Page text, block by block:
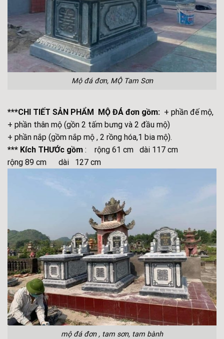
Mộ đá đơn, MỘ Tam Sơn
***CHI TIẾT SẢN PHẨM MỘ ĐÁ đơn gồm: + phần đế mộ,
+ phần thân mộ (gồn 2 tấm bưng và 2 đầu mộ)
+ phần nắp (gồm nắp mộ , 2 rồng hóa,1 bia mộ).
*** Kích THƯỚc gồm : rộng 61 cm dài 117 cm
rộng 89 cm dài 127 cm
mộ đá đơn , tam sơn, tam bành